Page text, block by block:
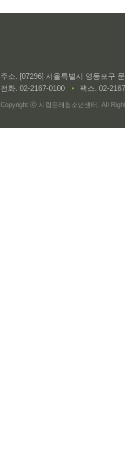
주소. [07296] 서울특별시 영등포구
전화. 02-2167-0100 팩스. 02-
Copyright ⓒ 시립문래청소년센터. All